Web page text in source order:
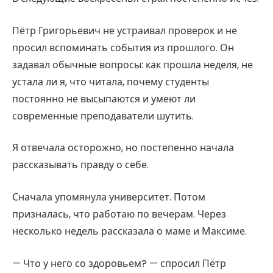
Пётр Григорьевич не устраивал проверок и не
просил вспоминать события из прошлого. Он
задавал обычные вопросы: как прошла неделя, не
устала ли я, что читала, почему студенты
постоянно не высыпаются и умеют ли
современные преподаватели шутить.
Я отвечала осторожно, но постепенно начала
рассказывать правду о себе.
Сначала упомянула университет. Потом
призналась, что работаю по вечерам. Через
несколько недель рассказала о маме и Максиме.
— Что у него со здоровьем? — спросил Пётр